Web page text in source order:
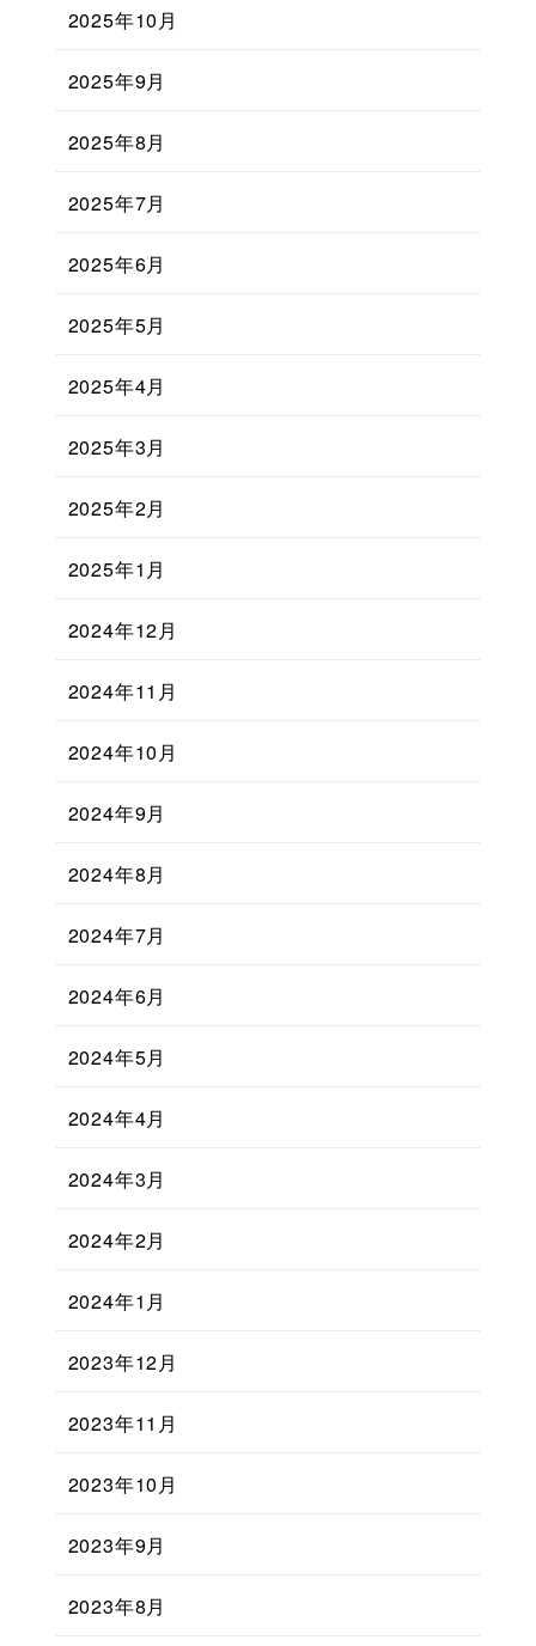
2025年10月
2025年9月
2025年8月
2025年7月
2025年6月
2025年5月
2025年4月
2025年3月
2025年2月
2025年1月
2024年12月
2024年11月
2024年10月
2024年9月
2024年8月
2024年7月
2024年6月
2024年5月
2024年4月
2024年3月
2024年2月
2024年1月
2023年12月
2023年11月
2023年10月
2023年9月
2023年8月